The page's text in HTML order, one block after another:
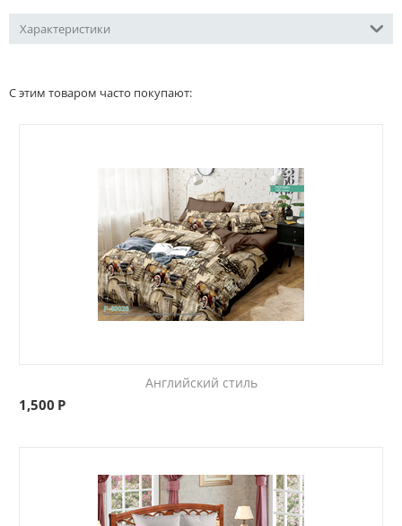
Характеристики
С этим товаром часто покупают:
Английский стиль
1,500 Р